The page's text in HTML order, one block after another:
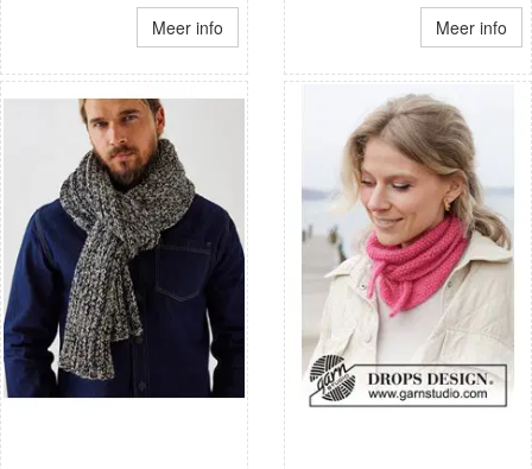
Meer info Meer info